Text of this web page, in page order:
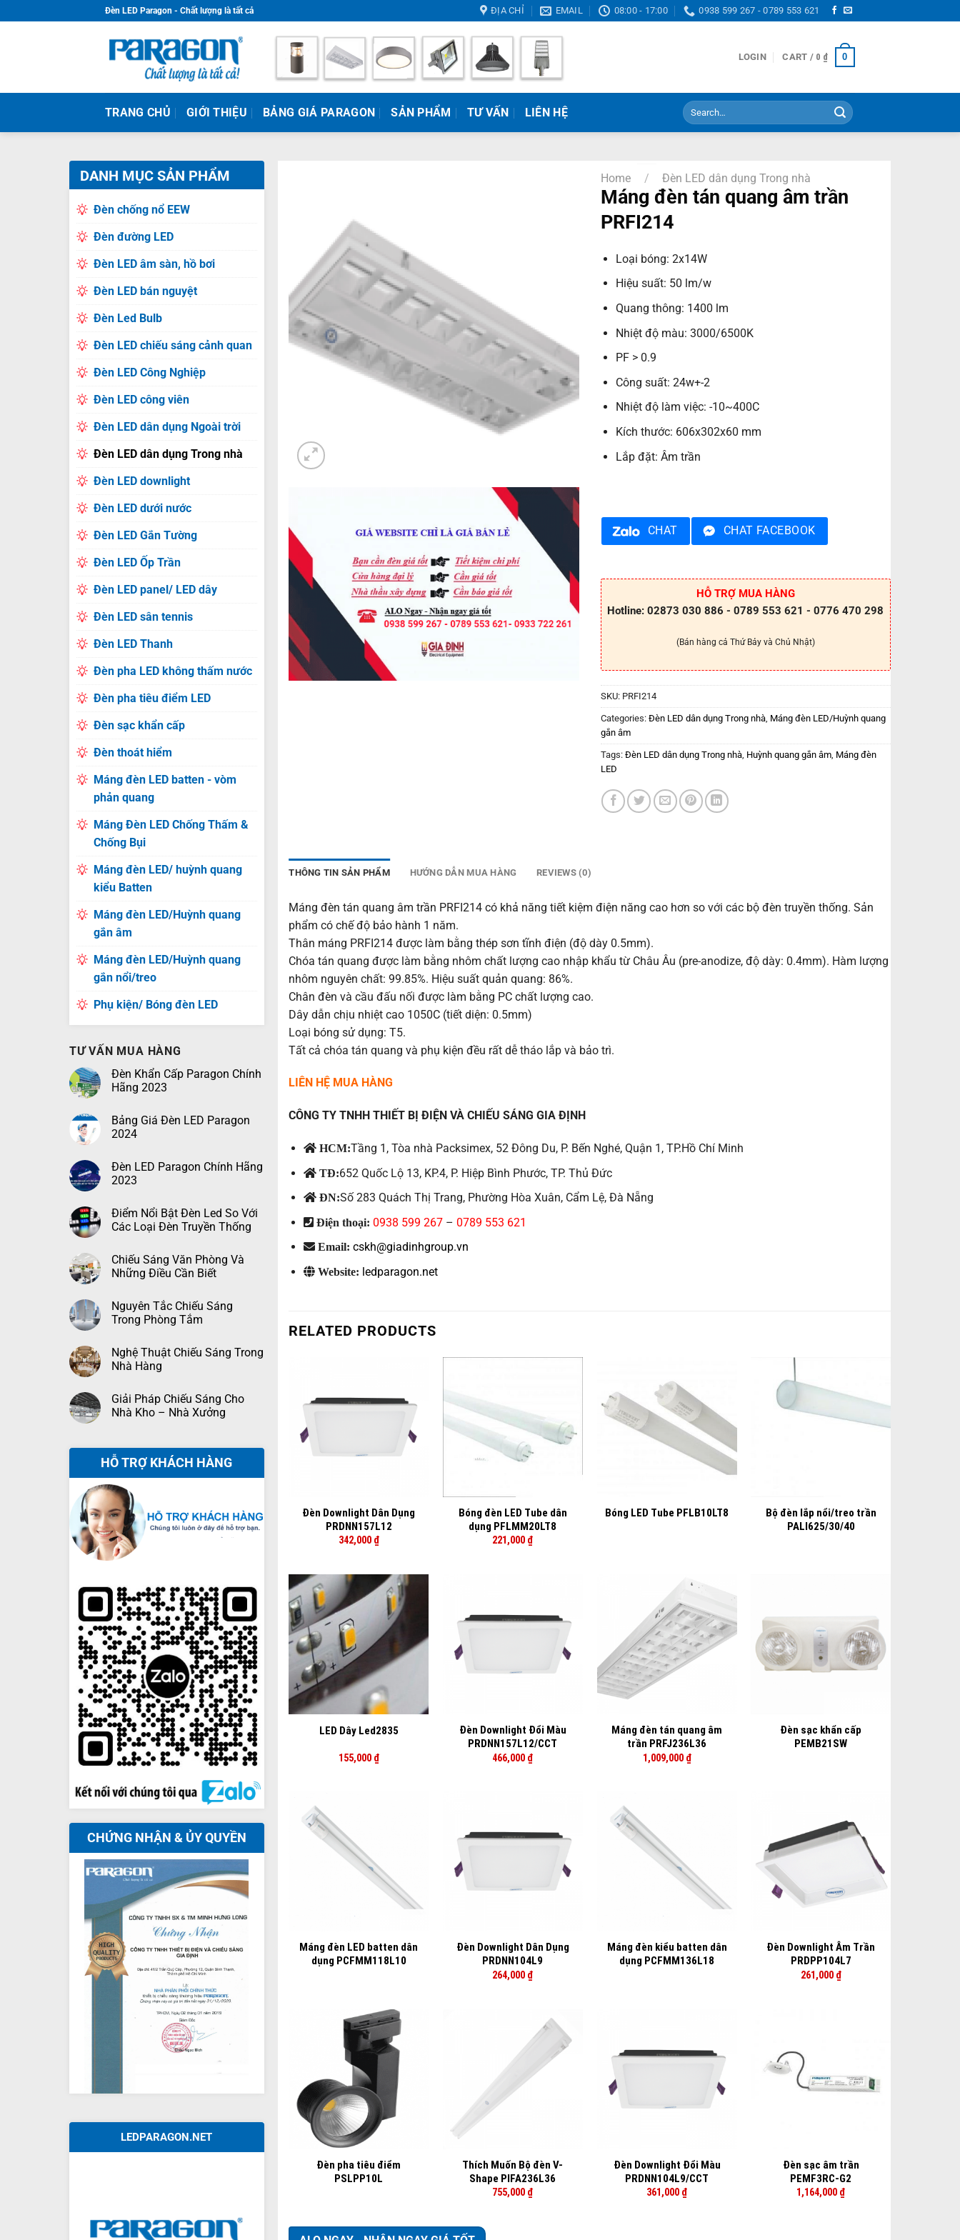
to
Đèn LED Paragon - Chất lượng là tất cả ĐỊA CHỈ EMAIL 08:00 - 17:00 0938 599 267 - 0789 553 621
LOGIN CART / 0 ₫ 0
TRANG CHỦ GIỚI THIỆU BẢNG GIÁ PARAGON SẢN PHẨM TƯ VẤN LIÊN HỆ
Search
for:
DANH MỤC SẢN PHẨM
Đèn chống nổ EEW
Đèn đường LED
Đèn LED âm sàn, hồ bơi
Đèn LED bán nguyệt
Đèn Led Bulb
Đèn LED chiếu sáng cảnh quan
Đèn LED Công Nghiệp
Đèn LED công viên
Đèn LED dân dụng Ngoài trời
Đèn LED dân dụng Trong nhà
Đèn LED downlight
Đèn LED dưới nước
Đèn LED Gắn Tường
Đèn LED Ốp Trần
Đèn LED panel/ LED dây
Đèn LED sân tennis
Đèn LED Thanh
Đèn pha LED không thấm nước
Đèn pha tiêu điểm LED
Đèn sạc khẩn cấp
Đèn thoát hiểm
Máng đèn LED batten - vòm
phản quang
Máng Đèn LED Chống Thấm &
Chống Bụi
Máng đèn LED/ huỳnh quang
kiểu Batten
Máng đèn LED/Huỳnh quang
gắn âm
Máng đèn LED/Huỳnh quang
gắn nổi/treo
Phụ kiện/ Bóng đèn LED
TƯ VẤN MUA HÀNG
Đèn Khẩn Cấp Paragon Chính
Hãng 2023
Bảng Giá Đèn LED Paragon
2024
Đèn LED Paragon Chính Hãng
2023
Điểm Nổi Bật Đèn Led So Với
Các Loại Đèn Truyền Thống
Chiếu Sáng Văn Phòng Và
Những Điều Cần Biết
Nguyên Tắc Chiếu Sáng
Trong Phòng Tắm
Nghệ Thuật Chiếu Sáng Trong
Nhà Hàng
Giải Pháp Chiếu Sáng Cho
Nhà Kho – Nhà Xưởng
HỖ TRỢ KHÁCH HÀNG
CHỨNG NHẬN & ỦY QUYỀN
LEDPARAGON.NET
Home / Đèn LED dân dụng Trong nhà
Máng đèn tán quang âm trần
PRFI214
Loại bóng: 2x14W
Hiệu suất: 50 lm/w
Quang thông: 1400 lm
Nhiệt độ màu: 3000/6500K
PF > 0.9
Công suất: 24w+-2
Nhiệt độ làm việc: -10~400C
Kích thước: 606x302x60 mm
Lắp đặt: Âm trần
CHAT CHAT FACEBOOK
HỖ TRỢ MUA HÀNG
Hotline: 02873 030 886 - 0789 553 621 - 0776 470 298
(Bán hàng cả Thứ Bảy và Chủ Nhật)
SKU: PRFI214
Categories: Đèn LED dân dụng Trong nhà, Máng đèn LED/Huỳnh quang
gắn âm
Tags: Đèn LED dân dụng Trong nhà, Huỳnh quang gắn âm, Máng đèn
LED
THÔNG TIN SẢN PHẨM HƯỚNG DẪN MUA HÀNG REVIEWS (0)
Máng đèn tán quang âm trần PRFI214 có khả năng tiết kiệm điện năng cao hơn so với các bộ đèn truyền thống. Sản
phẩm có chế độ bảo hành 1 năm.
Thân máng PRFI214 được làm bằng thép sơn tĩnh điện (độ dày 0.5mm).
Chóa tán quang được làm bằng nhôm chất lượng cao nhập khẩu từ Châu Âu (pre-anodize, độ dày: 0.4mm). Hàm lượng
nhôm nguyên chất: 99.85%. Hiệu suất quản quang: 86%.
Chân đèn và cầu đấu nối được làm bằng PC chất lượng cao.
Dây dẫn chịu nhiệt cao 1050C (tiết diện: 0.5mm)
Loại bóng sử dụng: T5.
Tất cả chóa tán quang và phụ kiện đều rất dễ tháo lắp và bảo trì.
LIÊN HỆ MUA HÀNG
CÔNG TY TNHH THIẾT BỊ ĐIỆN VÀ CHIẾU SÁNG GIA ĐỊNH
HCM:Tầng 1, Tòa nhà Packsimex, 52 Đông Du, P. Bến Nghé, Quận 1, TP.Hồ Chí Minh
TĐ:652 Quốc Lộ 13, KP.4, P. Hiệp Bình Phước, TP. Thủ Đức
ĐN:Số 283 Quách Thị Trang, Phường Hòa Xuân, Cẩm Lệ, Đà Nẵng
Điện thoại: 0938 599 267 –0789 553 621
Email: cskh@giadinhgroup.vn
Website: ledparagon.net
RELATED PRODUCTS
Đèn Downlight Dân Dụng
PRDNN157L12
342,000 ₫
Bóng đèn LED Tube dân
dụng PFLMM20LT8
221,000 ₫
Bóng LED Tube PFLB10LT8
Bộ đèn lắp nổi/treo trần
PALI625/30/40
LED Dây Led2835
155,000 ₫
Đèn Downlight Đổi Màu
PRDNN157L12/CCT
466,000 ₫
Máng đèn tán quang âm
trần PRFJ236L36
1,009,000 ₫
Đèn sạc khẩn cấp
PEMB21SW
Máng đèn LED batten dân
dụng PCFMM118L10
Đèn Downlight Dân Dụng
PRDNN104L9
264,000 ₫
Máng đèn kiểu batten dân
dụng PCFMM136L18
Đèn Downlight Âm Trần
PRDPP104L7
261,000 ₫
Đèn pha tiêu điểm
PSLPP10L
+
Thích Muốn Bộ đèn V-
Shape PIFA236L36
755,000 ₫
Đèn Downlight Đổi Màu
PRDNN104L9/CCT
361,000 ₫
Đèn sạc âm trần
PEMF3RC-G2
1,164,000 ₫